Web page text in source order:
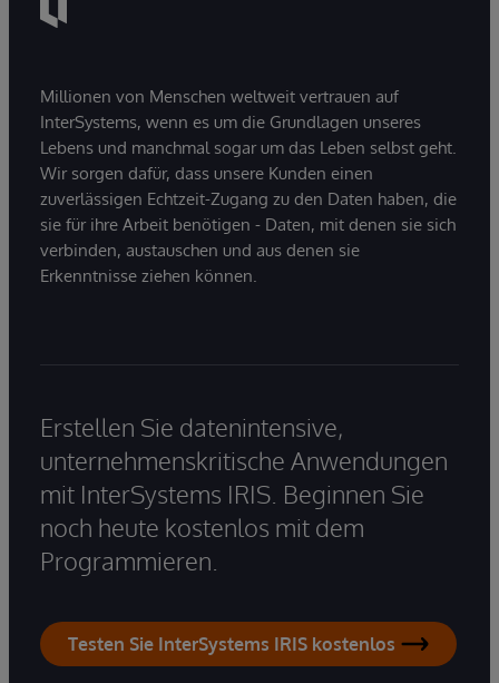
Millionen von Menschen weltweit vertrauen auf
InterSystems, wenn es um die Grundlagen unseres
Lebens und manchmal sogar um das Leben selbst geht.
Wir sorgen dafür, dass unsere Kunden einen
zuverlässigen Echtzeit-Zugang zu den Daten haben, die
sie für ihre Arbeit benötigen - Daten, mit denen sie sich
verbinden, austauschen und aus denen sie
Erkenntnisse ziehen können.
Erstellen Sie datenintensive,
unternehmenskritische Anwendungen
mit InterSystems IRIS. Beginnen Sie
noch heute kostenlos mit dem
Programmieren.
Testen Sie InterSystems IRIS kostenlos